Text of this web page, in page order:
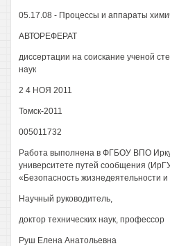
05.17.08 - Процессы и аппараты
АВТОРЕФЕРАТ
диссертации на соискание ученой
наук
2 4 НОЯ 2011
Томск-2011
005011732
Работа выполнена в ФГБОУ ВПО
университете путей сообщения
«Безопасность жизнедеятельности и
Научный руководитель,
доктор технических наук, профессор
Руш Елена Анатольевна